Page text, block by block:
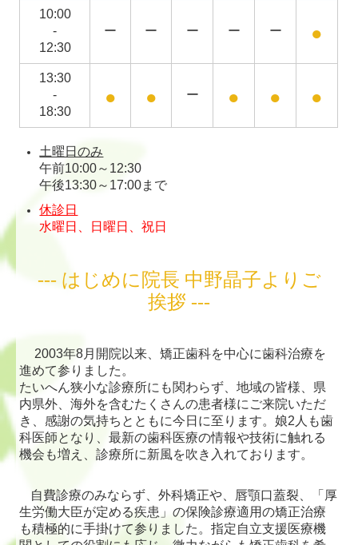
10:00
-
12:30
ー ー ー ー ー ●
13:30
-
18:30
● ● ー ● ● ●
土曜日のみ
午前10:00～12:30
午後13:30～17:00まで
休診日
水曜日、日曜日、祝日
--- はじめに院長 中野晶子よりご
挨拶 ---
2003年8月開院以来、矯正歯科を中心に歯科治療を
進めて参りました。
たいへん狭小な診療所にも関わらず、地域の皆様、県
内県外、海外を含むたくさんの患者様にご来院いただ
き、感謝の気持ちとともに今日に至ります。娘2 人も歯
科医師となり、最新の歯科医療の情報や技術に触れる
機会も増え、診療所に新風を吹き入れております。
自費診療のみならず、外科矯正や、唇顎口蓋裂、「厚
生労働大臣が定める疾患」の保険診療適用の矯正治療
も積極的に手掛けて参りました。指定自立支援医療機